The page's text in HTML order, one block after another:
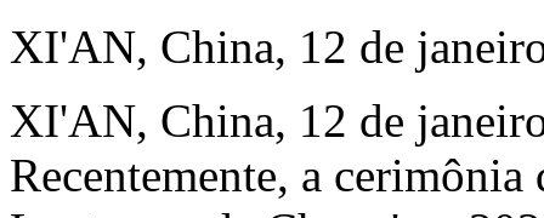
XI'AN, China, 12 de
XI'AN, China, 12 de
Recentemente, a